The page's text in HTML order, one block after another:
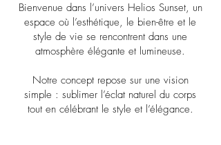
Bienvenue dans l’univers Helios Sunset, un
espace où l’esthétique, le bien-être et le
style de vie se rencontrent dans une
atmosphère élégante et lumineuse.
Notre concept repose sur une vision
simple : sublimer l’éclat naturel du corps
tout en célébrant le style et l’élégance.